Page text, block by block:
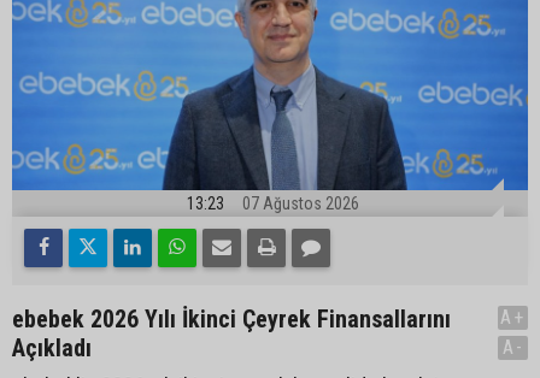
13:23 07 Ağustos 2026
ebebek 2026 Yılı İkinci Çeyrek Finansallarını
Açıkladı
A+
A-